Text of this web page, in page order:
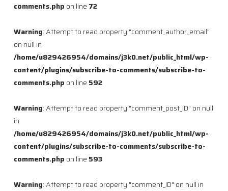
comments.php on line 72
Warning: Attempt to read property "comment_author_email"
on null in
/home/u829426954/domains/j3k0.net/public_html/wp-
content/plugins/subscribe-to-comments/subscribe-to-
comments.php on line 592
Warning: Attempt to read property "comment_post_ID" on null
in
/home/u829426954/domains/j3k0.net/public_html/wp-
content/plugins/subscribe-to-comments/subscribe-to-
comments.php on line 593
Warning: Attempt to read property "comment_ID" on null in